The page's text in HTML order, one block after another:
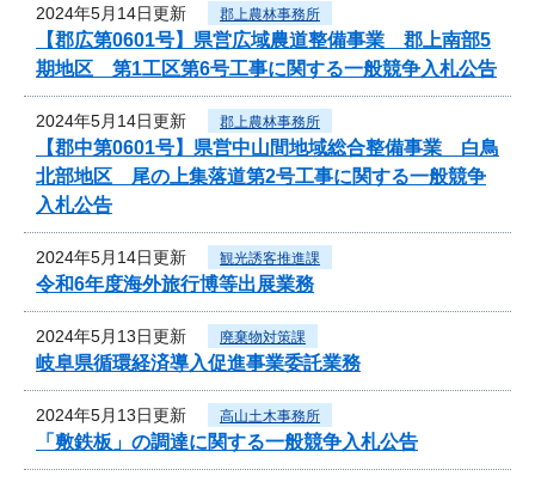
2024年5月14日更新 郡上農林事務所
【郡広第0601号】県営広域農道整備事業 郡上南部5
期地区 第1工区第6号工事に関する一般競争入札公告
2024年5月14日更新 郡上農林事務所
【郡中第0601号】県営中山間地域総合整備事業 白鳥
北部地区 尾の上集落道第2号工事に関する一般競争
入札公告
2024年5月14日更新 観光誘客推進課
令和6年度海外旅行博等出展業務
2024年5月13日更新 廃棄物対策課
岐阜県循環経済導入促進事業委託業務
2024年5月13日更新 高山土木事務所
「敷鉄板」の調達に関する一般競争入札公告